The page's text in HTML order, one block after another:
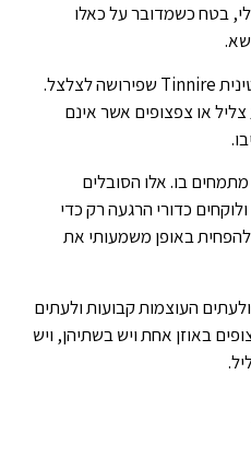
בטח כשמדובר על כאלו
טינטון למעשה בא מהמילה הלטינית Tinnire שפירושה לצלצל.
או צפצופים אשר אינם
בו. אלו הסובלים
כדורי הרגעה רק כדי
באופן משמעותי את
העוצמות קבועות ולעתים
באוזן אחת ויש בשתיהן, ויש